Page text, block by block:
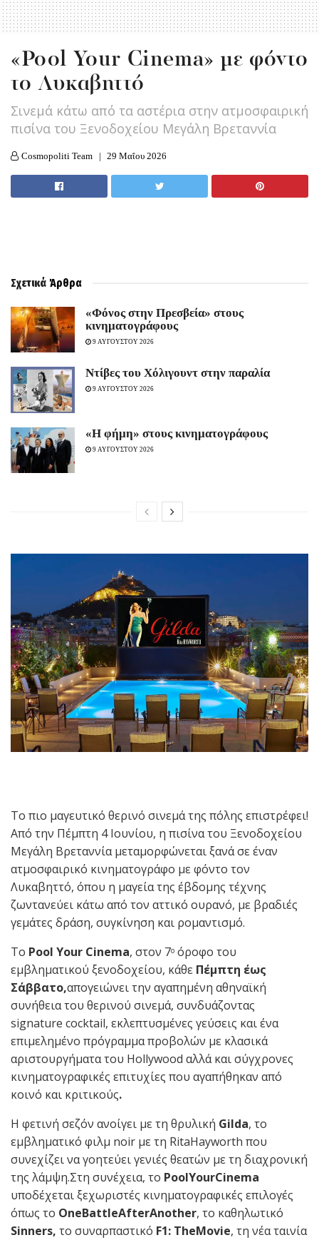
«Pool Your Cinema» με φόντο
το Λυκαβηττό
Σινεμά κάτω από τα αστέρια στην ατμοσφαιρική
πισίνα του Ξενοδοχείου Μεγάλη Βρεταννία
Cosmopoliti Team 29 Μαΐου 2026
Σχετικά Άρθρα
«Φόνος στην Πρεσβεία» στους
κινηματογράφους
9 ΑΥΓΟΥΣΤΟΥ 2026
Ντίβες του Χόλιγουντ στην παραλία
9 ΑΥΓΟΥΣΤΟΥ 2026
«H φήμη» στους κινηματογράφους
9 ΑΥΓΟΥΣΤΟΥ 2026
Το πιο μαγευτικό θερινό σινεμά της πόλης επιστρέφει!
Από την Πέμπτη 4 Ιουνίου, η πισίνα του Ξενοδοχείου
Μεγάλη Βρεταννία μεταμορφώνεται ξανά σε έναν
ατμοσφαιρικό κινηματογράφο με φόντο τον
Λυκαβηττό, όπου η μαγεία της έβδομης τέχνης
ζωντανεύει κάτω από τον αττικό ουρανό, με βραδιές
γεμάτες δράση, συγκίνηση και ρομαντισμό.
Το Pool Your Cinema, στον 7ο όροφο του
εμβληματικού ξενοδοχείου, κάθε Πέμπτη έως
Σάββατο,απογειώνει την αγαπημένη αθηναϊκή
συνήθεια του θερινού σινεμά, συνδυάζοντας
signature cocktail, εκλεπτυσμένες γεύσεις και ένα
επιμελημένο πρόγραμμα προβολών με κλασικά
αριστουργήματα του Hollywood αλλά και σύγχρονες
κινηματογραφικές επιτυχίες που αγαπήθηκαν από
κοινό και κριτικούς.
Η φετινή σεζόν ανοίγει με τη θρυλική Gilda, το
εμβληματικό φιλμ noir με τη RitaHayworth που
συνεχίζει να γοητεύει γενιές θεατών με τη διαχρονική
της λάμψη.Στη συνέχεια, το PoolYourCinema
υποδέχεται ξεχωριστές κινηματογραφικές επιλογές
όπως το OneBattleAfterAnother, το καθηλωτικό
Sinners, το συναρπαστικό F1: TheMovie, τη νέα ταινία